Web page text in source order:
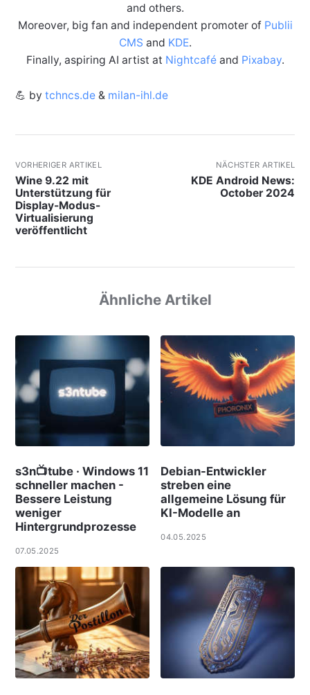
and others.
Moreover, big fan and independent promoter of Publii
CMS and KDE.
Finally, aspiring AI artist at Nightcaféand Pixabay.
💪 by tchncs.de& milan-ihl.de
VORHERIGER ARTIKEL
Wine 9.22 mit
Unterstützung für
Display-Modus-
Virtualisierung
veröffentlicht
NÄCHSTER ARTIKEL
KDE Android News:
October 2024
Ähnliche Artikel
s3n📺tube · Windows 11
schneller machen -
Bessere Leistung
weniger
Hintergrundprozesse
07.05.2025
Debian-Entwickler
streben eine
allgemeine Lösung für
KI-Modelle an
04.05.2025